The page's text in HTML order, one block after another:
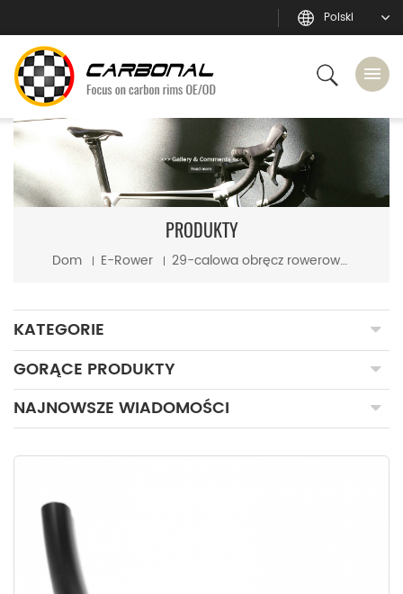
Polski
PRODUKTY
Dom E-Rower 29-calowa obręcz rowerowa E-bike z włókna węglowego o szerokości 42 mm i głębokości 25 mm, bez haczyków, gotowa na bezdętkę
KATEGORIE
GORĄCE PRODUKTY
NAJNOWSZE WIADOMOŚCI